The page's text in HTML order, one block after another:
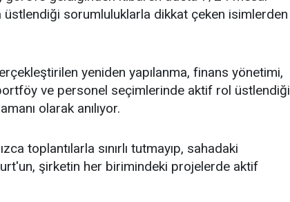
sorumluluklarla dikkat çeken isimlerden
yeniden yapılanma, finans yönetimi,
ve personel seçimlerinde aktif rol üstlendiği
olarak anılıyor.
toplantılarla sınırlı tutmayıp, sahadaki
şirketin her birimindeki projelerde aktif